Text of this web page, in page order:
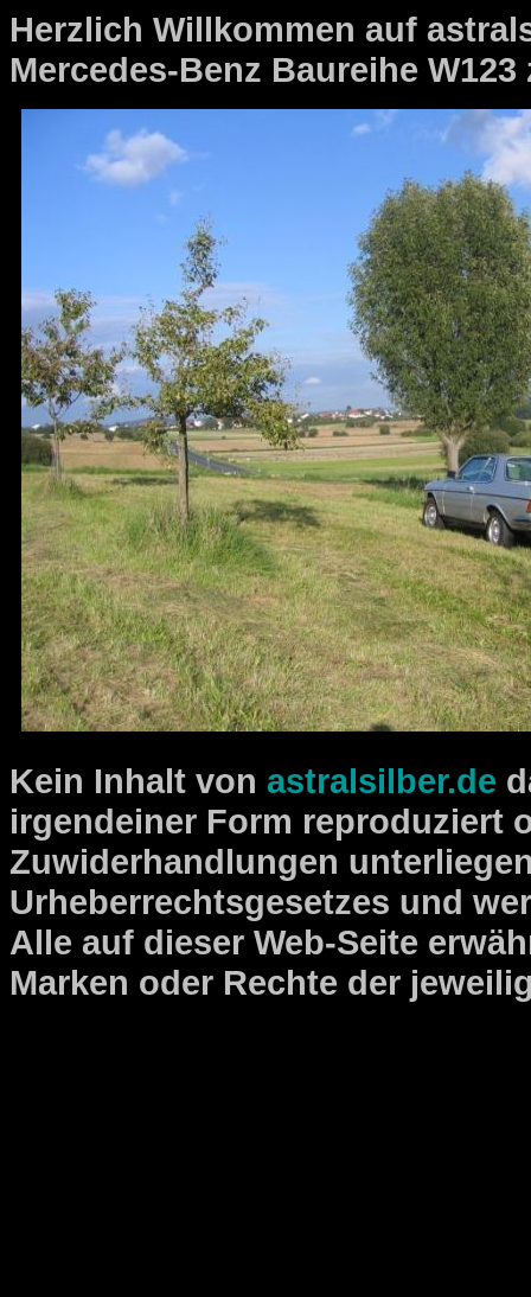
Herzlich Willkommen auf
Mercedes-Benz Baureihe
Kein Inhalt von astralsilber.de
irgendeiner Form reproduziert
Zuwiderhandlungen
Urheberrechtsgesetzes und
Alle auf dieser Web-Seite
Marken oder Rechte der